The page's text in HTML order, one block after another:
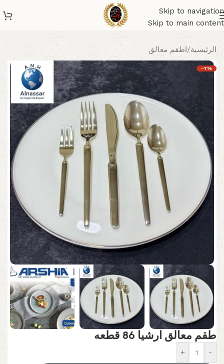
Skip to navigation
Skip to main content
الرئيسية/اطقم معالق
-7%
طقم معالق ارشيا 86 قطعه
-
+